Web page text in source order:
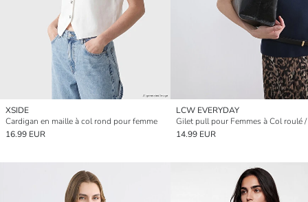
XSIDE
Cardigan en maille à col rond pour femme
16.99 EUR
LCW EVERYDAY
14.99 EUR